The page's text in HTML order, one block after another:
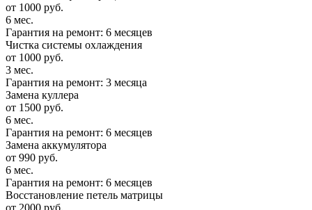
от 1000 руб.
6 мес.
Гарантия на ремонт: 6 месяцев
Чистка системы охлаждения
от 1000 руб.
3 мес.
Гарантия на ремонт: 3 месяца
Замена куллера
от 1500 руб.
6 мес.
Гарантия на ремонт: 6 месяцев
Замена аккумулятора
от 990 руб.
6 мес.
Гарантия на ремонт: 6 месяцев
Восстановление петель матрицы